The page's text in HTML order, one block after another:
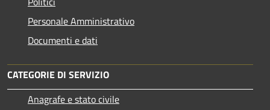
Personale Amministrativo
Documenti e dati
CATEGORIE DI SERVIZIO
Anagrafe e stato civile